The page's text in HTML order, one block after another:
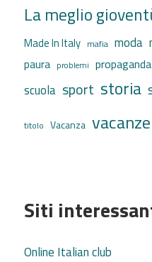
La meglio
Made In Italy mafia moda
paura problemi propaganda
scuola sport storia
titolo Vacanza vacanze
Siti
Online Italian club